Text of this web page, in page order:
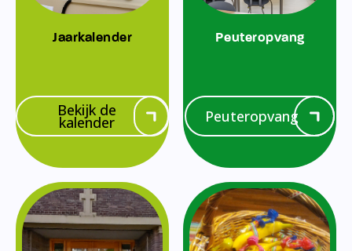
Jaarkalender
Bekijk de
kalender
Peuteropvang
Peuteropvang